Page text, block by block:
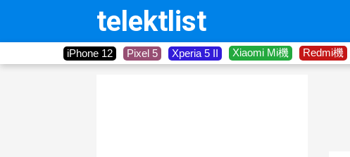
telektlist
iPhone 12 Pixel 5 Xperia 5 II Xiaomi Mi機 Redmi機